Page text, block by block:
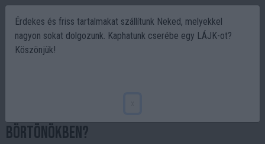
börtönökben?
Érdekes és friss tartalmakat szállítunk Neked, melyekkel
nagyon sokat dolgozunk. Kaphatunk cserébe egy LÁJK-ot?
Köszönjük!